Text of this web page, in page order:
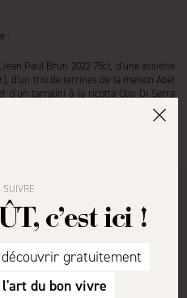
:
Paul Brun 2022 75cl, d'une assiette
d'un trio de terrines de la maison Abel
d'un tarralini à la ricotta Olio Di Serra
vous plaire
SUIVRE
c’est ici !
gratuitement
du bon vivre